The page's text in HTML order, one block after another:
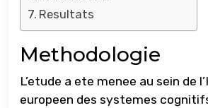
Resultats
Methodologie
L’etude a ete menee au sein de
europeen des systemes